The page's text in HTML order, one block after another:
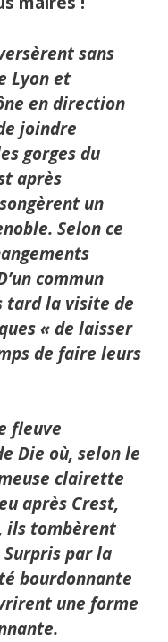
sans
Lyon et
en direction
joindre
gorges du
après
un
Selon ce
commun
tard la visite de
« de laisser
de faire leurs
fleuve
Die où, selon le
clairette
après Crest,
ils tombèrent
par la
bourdonnante
une forme